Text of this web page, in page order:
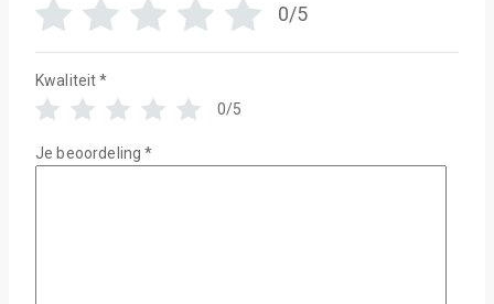
0/5
Kwaliteit *
0/5
Je beoordeling*